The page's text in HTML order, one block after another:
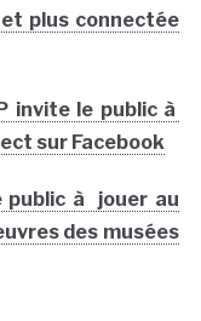
plus connectée
invite le public à
sur Facebook
public à jouer au
des musées